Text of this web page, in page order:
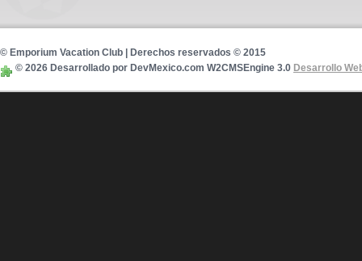
© Emporium Vacation Club | Derechos reservados © 2015
© 2026 Desarrollado por DevMexico.com W2CMSEngine 3.0 Desarrollo